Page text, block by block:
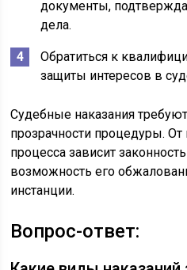
документы,
дела.
Обратиться к
защиты интересов в
Судебные наказания
прозрачности процедуры.
процесса зависит
возможность его
инстанции.
Вопрос-ответ: